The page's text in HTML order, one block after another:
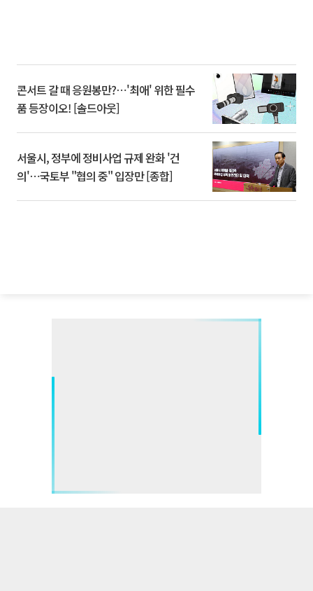
콘서트 갈 때 응원봉만?⋯'최애' 위한 필수
품 등장이오! [솔드아웃]
서울시, 정부에 정비사업 규제 완화 '건
의'⋯국토부 "협의 중" 입장만 [종합]